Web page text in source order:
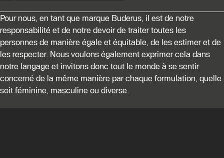
Pour nous, en tant que marque Buderus, il est de notre
responsabilité et de notre devoir de traiter toutes les
personnes de manière égale et équitable, de les estimer et de
les respecter. Nous voulons également exprimer cela dans
notre langage et invitons donc tout le monde à se sentir
concerné de la même manière par chaque formulation, quelle
soit féminine, masculine ou diverse.